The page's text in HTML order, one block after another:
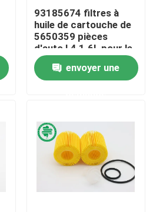
93185674 filtres à
huile de cartouche de
5650359 pièces
d'auto L4 1.6L pour le
GM Chevrolet Fiat
Opel
envoyer une